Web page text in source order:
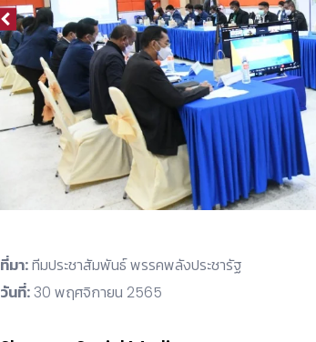
ที่มา:ทีมประชาสัมพันธ์ พรรคพลังประชารัฐ
วันที่:30 พฤศจิกายน 2565